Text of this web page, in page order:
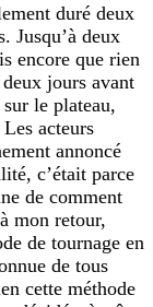
duré deux
Jusqu’à deux
encore que rien
jours avant
le plateau,
acteurs
annoncé
c’était parce
de comment
mon retour,
de tournage en
de tous
cette méthode